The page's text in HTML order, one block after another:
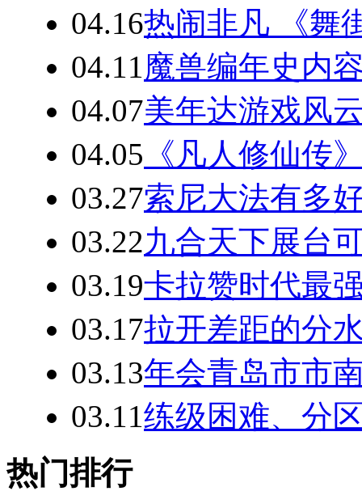
04.16热闹非凡 《舞
04.11魔兽编年史内
04.07美年达游戏风
04.05 《凡人修仙传
03.27索尼大法有多
03.22九合天下展台
03.19卡拉赞时代最
03.17拉开差距的分
03.13年会青岛市市
03.11练级困难、分
热门排行